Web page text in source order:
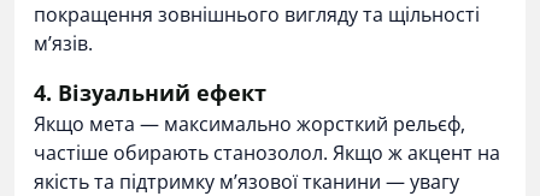
покращення зовнішнього вигляду та щільності
м’язів.
4. Візуальний ефект
Якщо мета — максимально жорсткий рельєф,
частіше обирають станозолол. Якщо ж акцент на
якість та підтримку м’язової тканини — увагу